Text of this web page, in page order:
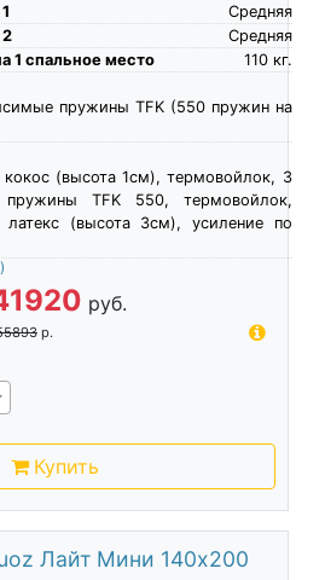
Средняя
Средняя
1 спальное место
кг.
110
пружины TFK (550 пружин на
кокос (высота 1см), термовойлок, 3
пружины TFK 550, термовойлок,
(высота 3см), усиление по
руб.
р.
Купить
Лайт Мини 140х200